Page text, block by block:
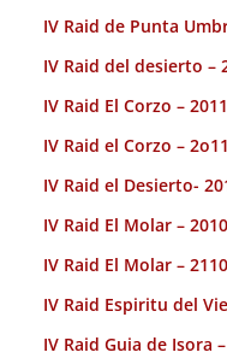
IV Raid de Punta
IV Raid del desierto –
IV Raid El Corzo – 2011
IV Raid el Corzo – 2o11
IV Raid el Desierto-
IV Raid El Molar – 2010
IV Raid El Molar – 2110
IV Raid Espiritu del
IV Raid Guia de Isora